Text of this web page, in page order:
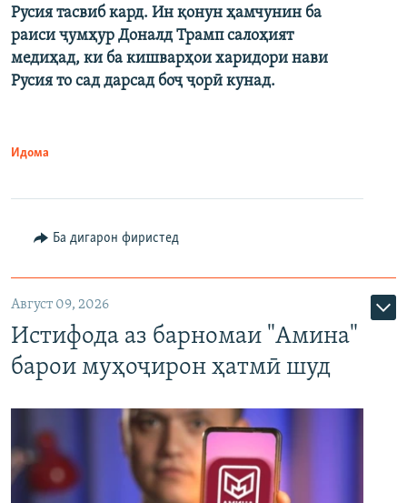
Русия тасвиб кард. Ин қонун ҳамчунин ба
раиси ҷумҳур Доналд Трамп салоҳият
медиҳад, ки ба кишварҳои харидори нави
Русия то сад дарсад боҷ ҷорӣ кунад.
Идома
Ба дигарон фиристед
Август 09, 2026
Истифода аз барномаи "Амина"
барои муҳоҷирон ҳатмӣ шуд